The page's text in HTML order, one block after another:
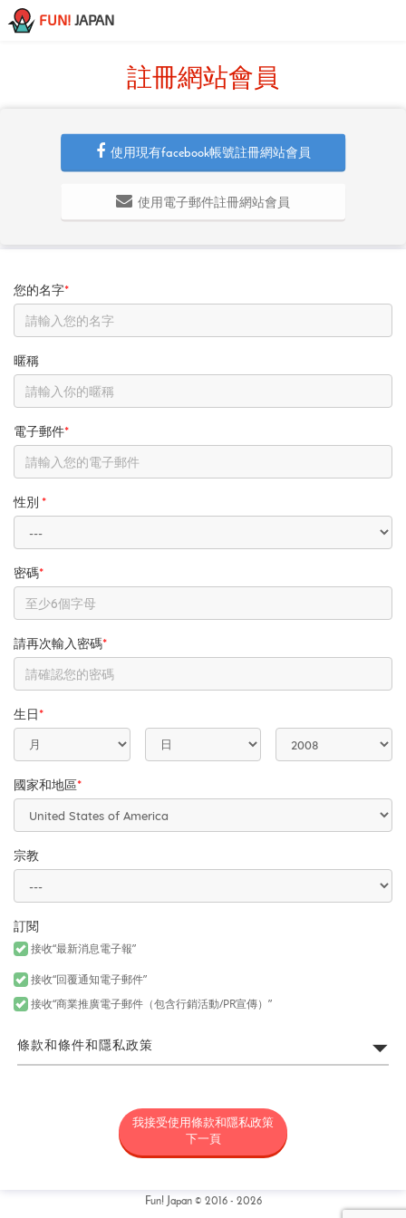
FUN! JAPAN
註冊網站會員
使用現有facebook帳號註冊網站會員
使用電子郵件註冊網站會員
您的名字*
暱稱
電子郵件*
性別 *
密碼*
請再次輸入密碼*
生日 *
國家和地區*
宗教
訂閱
接收“最新消息電子報”
接收“回覆通知電子郵件”
接收“商業推廣電子郵件（包含行銷活動/PR宣傳）”
條款和條件和隱私政策
所謂「FUN! JAPAN」是以藉由將日本商品或服務介紹給各位亞洲消
費者，令各位對日本產生興趣為目的，為營運FUN! JAPAN網站（包
括但不限於以fun-japan.jp/tw為網域之網站。以下簡稱「本網
限資料提供以及社群媒體。）或提供其他相關服務之專案統稱（以
我接受使用條款和隱私政策
下一頁
Fun! Japan © 2016 - 2026